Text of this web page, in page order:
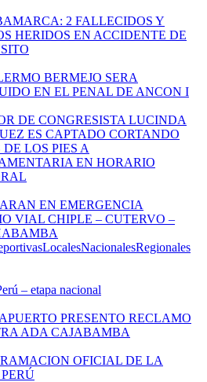
2 FALLECIDOS Y
HERIDOS EN ACCIDENTE DE
BERMEJO SERA
EN EL PENAL DE ANCON I
DE CONGRESISTA LUCINDA
ES CAPTADO CORTANDO
LOS PIES A
EN HORARIO
EN EMERGENCIA
VIAL CHIPLE – CUTERVO –
LocalesNacionalesRegionales
– etapa nacional
PRESENTO RECLAMO
ADA CAJABAMBA
OFICIAL DE LA